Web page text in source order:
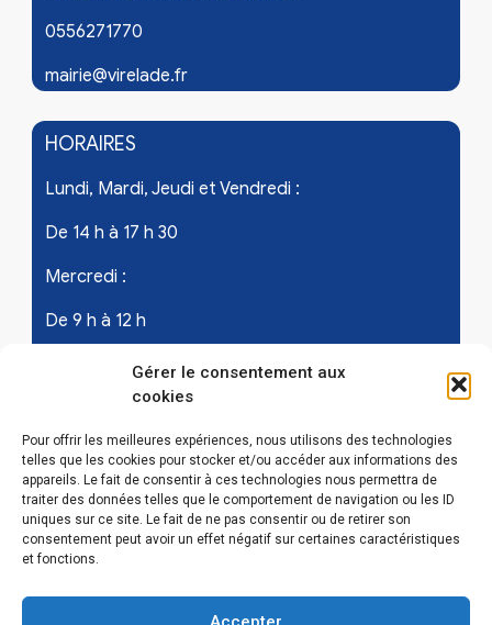
Gérer le consentement aux
cookies
Pour offrir les meilleures expériences, nous utilisons des technologies
telles que les cookies pour stocker et/ou accéder aux informations des
appareils. Le fait de consentir à ces technologies nous permettra de
traiter des données telles que le comportement de navigation ou les ID
uniques sur ce site. Le fait de ne pas consentir ou de retirer son
consentement peut avoir un effet négatif sur certaines caractéristiques
et fonctions.
0556271770
mairie@virelade.fr
HORAIRES
Lundi, Mardi, Jeudi et Vendredi :
De 14 h à 17 h 30
Mercredi :
De 9 h à 12 h
Samedi - les 1er et 3ème de chaque mois :
De 9 h à 12 h
LIENS UTILES
Mentions légales